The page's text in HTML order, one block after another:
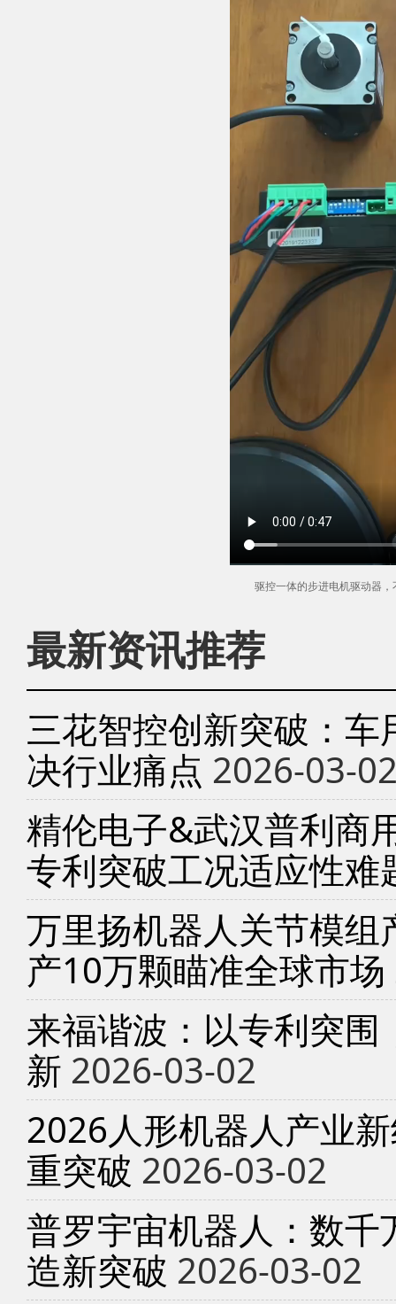
驱控一体的步进电机驱动器
最新资讯推荐
三花智控创新突破：
决行业痛点 2026-03-
精伦电子&武汉普利商
专利突破工况适应性难
万里扬机器人关节模
产10万颗瞄准全球市场
来福谐波：以专利突
新 2026-03-02
2026人形机器人产业
重突破 2026-03-02
普罗宇宙机器人：数
造新突破 2026-03-02